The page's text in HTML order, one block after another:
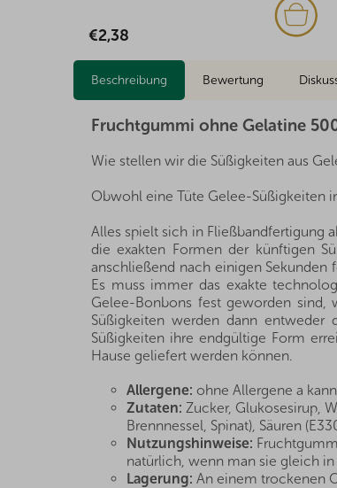
€6,21
Beschreibung Bewertung
Fruchtgummi ohne Gelatine
Wie stellen wir die Süßigkeiten aus
Obwohl eine Tüte Gelee-Süßigkeiten
Alles spielt sich in Fließbandfertigung
die exakten Formen der künftigen
anschließend nach einigen
Es muss immer das exakte
Gelee-Bonbons fest geworden
Süßigkeiten werden dann
Süßigkeiten ihre endgültige Form
Hause geliefert werden können.
Allergene: ohne Allergene a
Zutaten: Zucker, Glukosesirup,
Brennnessel, Spinat), Säuren
Nutzungshinweise:
natürlich, wenn man sie gleich
Lagerung: An einem trockenen